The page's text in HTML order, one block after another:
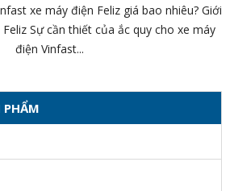
xe máy điện Feliz giá bao nhiêu? Giới
Sự cần thiết của ắc quy cho xe máy
điện Vinfast...
PHẨM